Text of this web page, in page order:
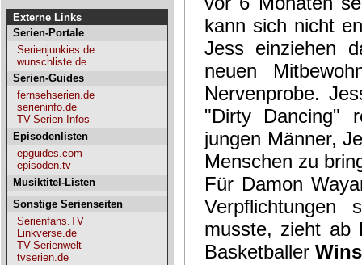
Externe Links
Serien-Portale
Serienjunkies.de
wunschliste.de
Serien-Guides
fernsehserien.de
serieninfo.de
TV-Serien Infos
Episodenlisten
epguides.com
episoden.tv
Musiktitel-Listen
Sonstige Serienseiten
Serienfans.TV
Linkverse.de
TV-Serienwelt
tvserien.de
kann sich nicht
Jess einziehen
neuen
Nervenprobe.
"Dirty Dancing"
jungen Männer,
Menschen zu
Für Damon
Verpflichtungen
musste, zieht ab
Basketballer